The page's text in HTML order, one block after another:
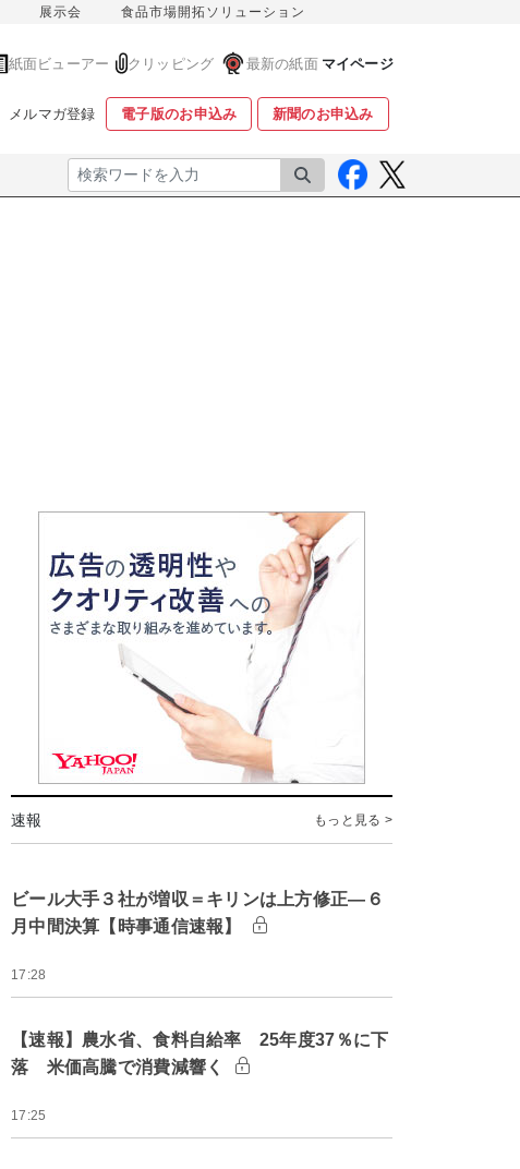
展示会 食品市場開拓ソリューション
紙面ビューアー クリッピング 最新の紙面 マイページ
メルマガ登録 電子版のお申込み 新聞のお申込み
検索
速報 もっと見る >
ビール大手３社が増収＝キリンは上方修正―６
月中間決算【時事通信速報】
17:28
【速報】農水省、食料自給率 25年度37％に下
落 米価高騰で消費減響く
17:25